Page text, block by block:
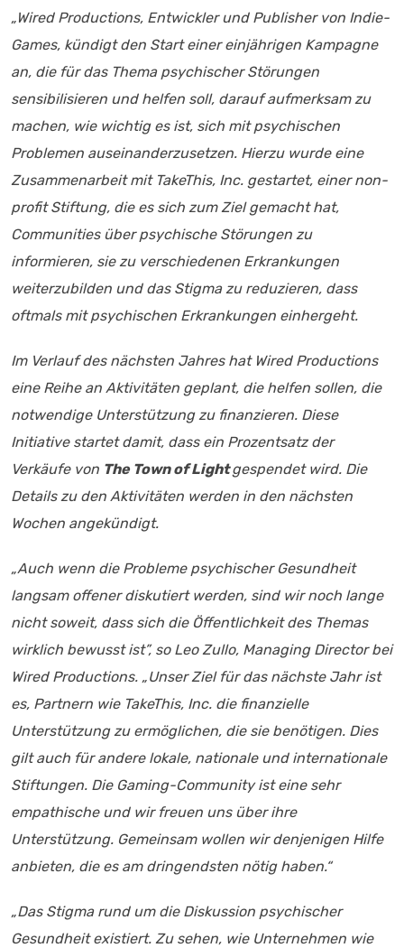
„Wired Productions, Entwickler und Publisher von Indie-
Games, kündigt den Start einer einjährigen Kampagne
an, die für das Thema psychischer Störungen
sensibilisieren und helfen soll, darauf aufmerksam zu
machen, wie wichtig es ist, sich mit psychischen
Problemen auseinanderzusetzen. Hierzu wurde eine
Zusammenarbeit mit TakeThis, Inc. gestartet, einer non-
profit Stiftung, die es sich zum Ziel gemacht hat,
Communities über psychische Störungen zu
informieren, sie zu verschiedenen Erkrankungen
weiterzubilden und das Stigma zu reduzieren, dass
oftmals mit psychischen Erkrankungen einhergeht.
Im Verlauf des nächsten Jahres hat Wired Productions
eine Reihe an Aktivitäten geplant, die helfen sollen, die
notwendige Unterstützung zu finanzieren. Diese
Initiative startet damit, dass ein Prozentsatz der
Verkäufe von The Town of Lightgespendet wird. Die
Details zu den Aktivitäten werden in den nächsten
Wochen angekündigt.
„Auch wenn die Probleme psychischer Gesundheit
langsam offener diskutiert werden, sind wir noch lange
nicht soweit, dass sich die Öffentlichkeit des Themas
wirklich bewusst ist”, so Leo Zullo, Managing Director bei
Wired Productions. „Unser Ziel für das nächste Jahr ist
es, Partnern wie TakeThis, Inc. die finanzielle
Unterstützung zu ermöglichen, die sie benötigen. Dies
gilt auch für andere lokale, nationale und internationale
Stiftungen. Die Gaming-Community ist eine sehr
empathische und wir freuen uns über ihre
Unterstützung. Gemeinsam wollen wir denjenigen Hilfe
anbieten, die es am dringendsten nötig haben.“
„Das Stigma rund um die Diskussion psychischer
Gesundheit existiert. Zu sehen, wie Unternehmen wie